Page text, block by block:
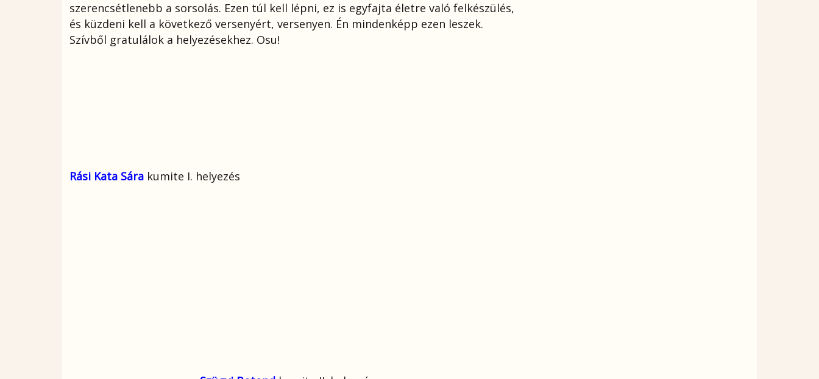
szerencsétlenebb a sorsolás. Ezen túl kell lépni, ez is egyfajta életre való felkészülés,
és küzdeni kell a következő versenyért, versenyen. Én mindenképp ezen leszek.
Szívből gratulálok a helyezésekhez. Osu!
Rási Kata Sára kumite I. helyezés